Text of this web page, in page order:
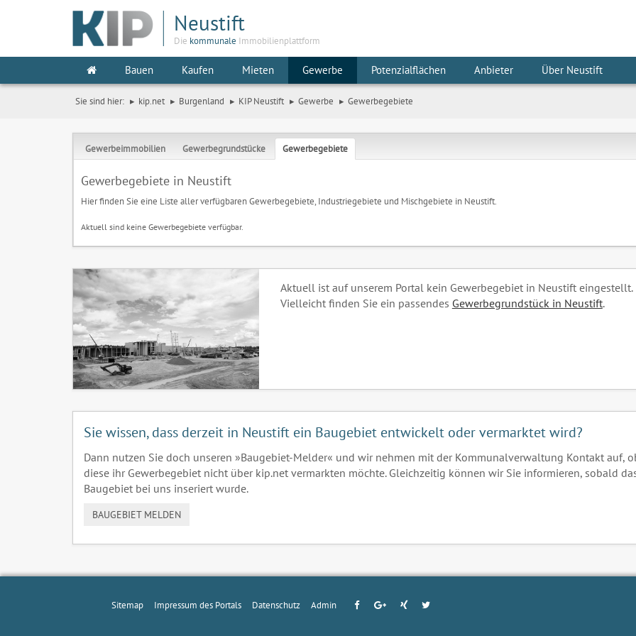
Neustift
Die kommunale Immobilienplattform
Bauen Kaufen Mieten Gewerbe Potenzialflächen Anbieter Über Neustift
Sie sind hier: kip.net Burgenland KIP Neustift Gewerbe Gewerbegebiete
Gewerbeimmobilien Gewerbegrundstücke Gewerbegebiete
Gewerbegebiete in Neustift
Hier finden Sie eine Liste aller verfügbaren Gewerbegebiete, Industriegebiete und Mischgebiete in Neustift.
Aktuell sind keine Gewerbegebiete verfügbar.
Aktuell ist auf unserem Portal kein Gewerbegebiet in Neustift eingestellt.
Vielleicht finden Sie ein passendes Gewerbegrundstück in Neustift.
Sie wissen, dass derzeit in Neustift ein Baugebiet entwickelt oder vermarktet wird?
Dann nutzen Sie doch unseren »Baugebiet-Melder« und wir nehmen mit der Kommunalverwaltung Kontakt auf,
diese ihr Gewerbegebiet nicht über kip.net vermarkten möchte. Gleichzeitig können wir Sie informieren, sobald
Baugebiet bei uns inseriert wurde.
BAUGEBIET MELDEN
Sitemap Impressum des Portals Datenschutz Admin